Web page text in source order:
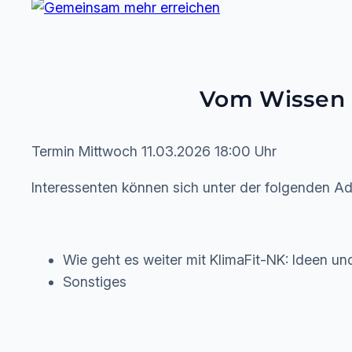
Vom
Termin Mittwoch 11.03.2026 18:00 Uhr
Interessenten können sich unter der folgenden
Wie geht es weiter mit KlimaFit-NK: Ideen
Sonstiges